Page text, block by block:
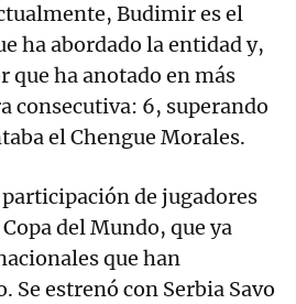
Budimir es el
ha abordado la entidad y,
que ha anotado en más
consecutiva: 6, superando
el Chengue Morales.
participación de jugadores
del Mundo, que ya
que han
Se estrenó con Serbia Savo